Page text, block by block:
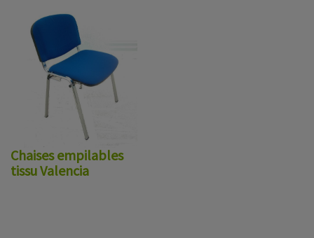
Chaises empilables
tissu Valencia